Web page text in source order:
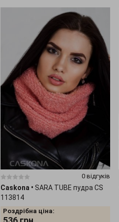
0 відгуків
Caskona • SARA TUBE пудра CS
113814
Роздрібна ціна: